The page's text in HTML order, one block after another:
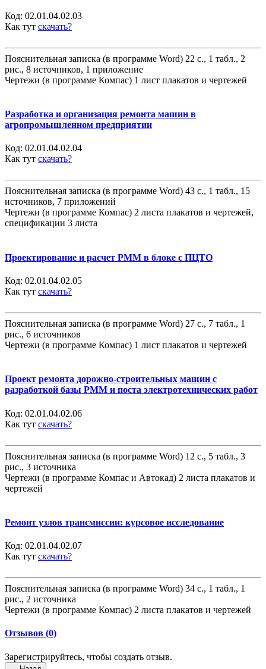
Код: 02.01.04.02.03
Как тут скачать?
Пояснительная записка (в программе Word) 22 с., 1 табл., 2
рис., 8 источников, 1 приложение
Чертежи (в программе Компас) 1 лист плакатов и чертежей
Разработка и организация ремонта машин в
агропромышленном предприятии
Код: 02.01.04.02.04
Как тут скачать?
Пояснительная записка (в программе Word) 43 с., 1 табл., 15
источников, 7 приложений
Чертежи (в программе Компас) 2 листа плакатов и чертежей,
спецификации 3 листа
Проектирование и расчет РММ в блоке с ПЦТО
Код: 02.01.04.02.05
Как тут скачать?
Пояснительная записка (в программе Word) 27 с., 7 табл., 1
рис., 6 источников
Чертежи (в программе Компас) 1 лист плакатов и чертежей
Проект ремонта дорожно-строительных машин с
разработкой базы РММ и поста электротехнических работ
Код: 02.01.04.02.06
Как тут скачать?
Пояснительная записка (в программе Word) 12 с., 5 табл., 3
рис., 3 источника
Чертежи (в программе Компас и Автокад) 2 листа плакатов и
чертежей
Ремонт узлов трансмиссии: курсовое исследование
Код: 02.01.04.02.07
Как тут скачать?
Пояснительная записка (в программе Word) 34 с., 1 табл., 1
рис., 2 источника
Чертежи (в программе Компас) 2 листа плакатов и чертежей
Отзывов (0)
Зарегистрируйтесь, чтобы создать отзыв.